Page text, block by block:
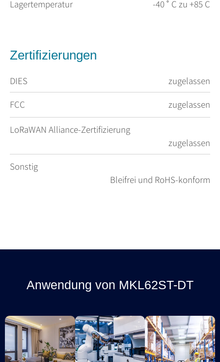
Lagertemperatur
-40 ˚ C zu +85 C
Zertifizierungen
DIES
zugelassen
FCC
zugelassen
LoRaWAN Alliance-Zertifizierung
zugelassen
Sonstig
Bleifrei und RoHS-konform
Anwendung von MKL62ST-DT